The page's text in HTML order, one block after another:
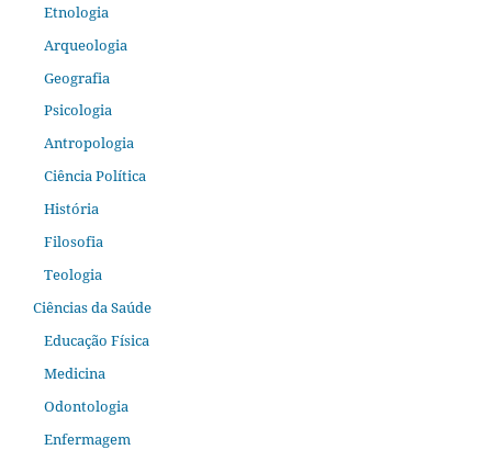
Etnologia
Arqueologia
Geografia
Psicologia
Antropologia
Ciência Política
História
Filosofia
Teologia
Ciências da Saúde
Educação Física
Medicina
Odontologia
Enfermagem